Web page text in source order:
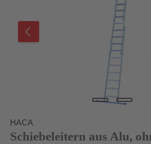
HACA
Schiebeleitern aus Alu,